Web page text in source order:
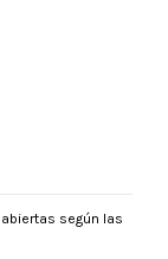
según las